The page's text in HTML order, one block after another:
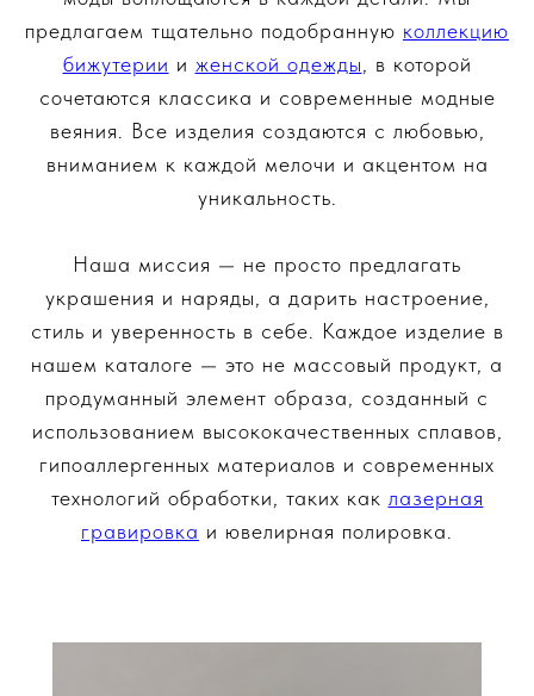
предлагаем тщательно подобранную коллекцию
бижутерии и женской одежды, в которой
сочетаются классика и современные модные
веяния. Все изделия создаются с любовью,
вниманием к каждой мелочи и акцентом на
уникальность.
Наша миссия — не просто предлагать
украшения и наряды, а дарить настроение,
стиль и уверенность в себе. Каждое изделие в
нашем каталоге — это не массовый продукт, а
продуманный элемент образа, созданный с
использованием высококачественных сплавов,
гипоаллергенных материалов и современных
технологий обработки, таких как лазерная
гравировка и ювелирная полировка.